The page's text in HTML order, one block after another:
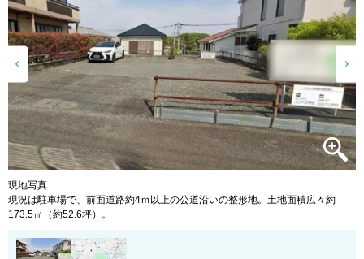
現地写真
現況は駐車場で、前面道路約4ｍ以上の公道沿いの整形地。土地面積広々約
173.5㎡（約52.6坪）。